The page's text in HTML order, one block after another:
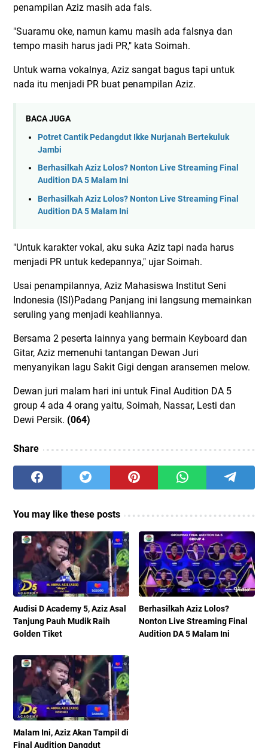
penampilan Aziz masih ada fals.
"Suaramu oke, namun kamu masih ada falsnya dan
tempo masih harus jadi PR," kata Soimah.
Untuk warna vokalnya, Aziz sangat bagus tapi untuk
nada itu menjadi PR buat penampilan Aziz.
BACA JUGA
Potret Cantik Pedangdut Ikke Nurjanah Bertekuluk
Jambi
Berhasilkah Aziz Lolos? Nonton Live Streaming Final
Audition DA 5 Malam Ini
Berhasilkah Aziz Lolos? Nonton Live Streaming Final
Audition DA 5 Malam Ini
"Untuk karakter vokal, aku suka Aziz tapi nada harus
menjadi PR untuk kedepannya," ujar Soimah.
Usai penampilannya, Aziz Mahasiswa Institut Seni
Indonesia (ISI)Padang Panjang ini langsung memainkan
seruling yang menjadi keahliannya.
Bersama 2 peserta lainnya yang bermain Keyboard dan
Gitar, Aziz memenuhi tantangan Dewan Juri
menyanyikan lagu Sakit Gigi dengan aransemen melow.
Dewan juri malam hari ini untuk Final Audition DA 5
group 4 ada 4 orang yaitu, Soimah, Nassar, Lesti dan
Dewi Persik. (064)
Share
You may like these posts
Audisi D Academy 5, Aziz Asal
Tanjung Pauh Mudik Raih
Golden Tiket
Berhasilkah Aziz Lolos?
Nonton Live Streaming Final
Audition DA 5 Malam Ini
Malam Ini, Aziz Akan Tampil di
Final Audition Dangdut